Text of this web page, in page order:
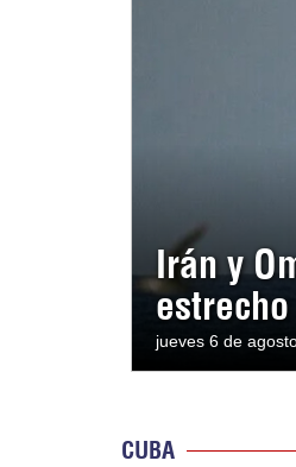
Irán y
jueves 6 de
CUBA